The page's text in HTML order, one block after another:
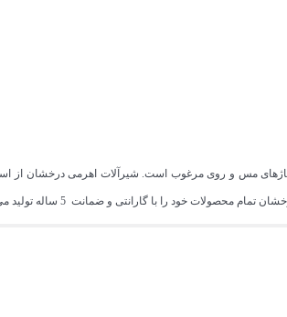
مس و روی مرغوب است. شیرآلات اهرمی درخشان از
خود را با گارانتی و ضمانت 5 ساله تولید می کند.